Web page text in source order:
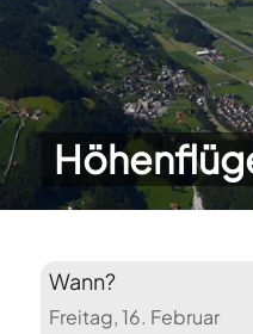
Wann?
Freitag, 16. Februar